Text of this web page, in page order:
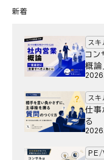
新着
スキ
コン
概論
で】
スキ
仕事
る
PE/